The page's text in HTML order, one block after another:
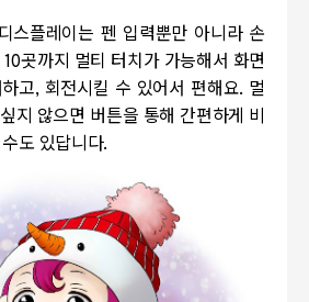
스플레이는 펜 입력뿐만 아니라 손
곳까지 멀티 터치가 가능해서 화면
고, 회전시킬 수 있어서 편해요. 멀
지 않으면 버튼을 통해 간편하게 비
도 있답니다.